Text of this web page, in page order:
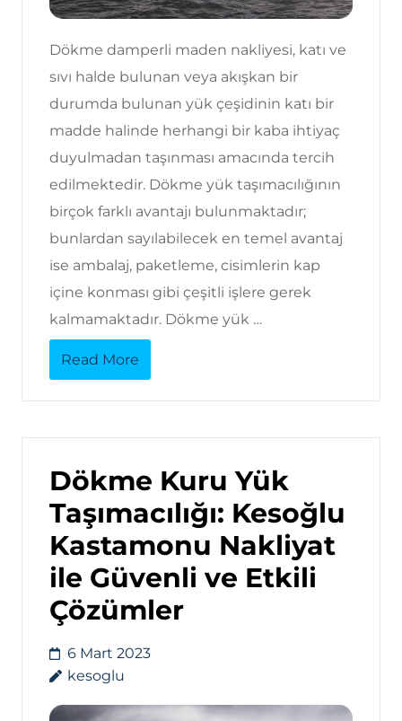
Dökme damperli maden nakliyesi, katı ve
sıvı halde bulunan veya akışkan bir
durumda bulunan yük çeşidinin katı bir
madde halinde herhangi bir kaba ihtiyaç
duyulmadan taşınması amacında tercih
edilmektedir. Dökme yük taşımacılığının
birçok farklı avantajı bulunmaktadır;
bunlardan sayılabilecek en temel avantaj
ise ambalaj, paketleme, cisimlerin kap
içine konması gibi çeşitli işlere gerek
kalmamaktadır. Dökme yük …
Read More
Dökme Kuru Yük
Taşımacılığı: Kesoğlu
Kastamonu Nakliyat
ile Güvenli ve Etkili
Çözümler
6 Mart 2023
kesoglu